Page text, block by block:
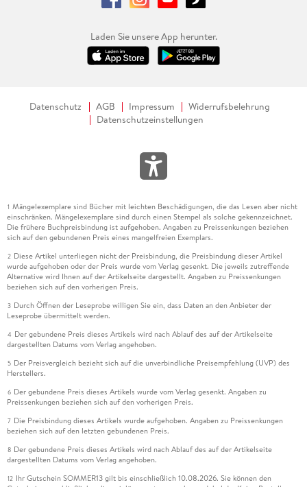
Laden Sie unsere App herunter.
Datenschutz AGB Impressum
Widerrufsbelehrung
Datenschutzeinstellungen
1 Mängelexemplare sind Bücher mit leichten Beschädigungen, die das Lesen aber nicht
einschränken. Mängelexemplare sind durch einen Stempel als solche gekennzeichnet.
Die frühere Buchpreisbindung ist aufgehoben. Angaben zu Preissenkungen beziehen
sich auf den gebundenen Preis eines mangelfreien Exemplars.
2 Diese Artikel unterliegen nicht der Preisbindung, die Preisbindung dieser Artikel
wurde aufgehoben oder der Preis wurde vom Verlag gesenkt. Die jeweils zutreffende
Alternative wird Ihnen auf der Artikelseite dargestellt. Angaben zu Preissenkungen
beziehen sich auf den vorherigen Preis.
3 Durch Öffnen der Leseprobe willigen Sie ein, dass Daten an den Anbieter der
Leseprobe übermittelt werden.
4 Der gebundene Preis dieses Artikels wird nach Ablauf des auf der Artikelseite
dargestellten Datums vom Verlag angehoben.
5 Der Preisvergleich bezieht sich auf die unverbindliche Preisempfehlung (UVP) des
Herstellers.
6 Der gebundene Preis dieses Artikels wurde vom Verlag gesenkt. Angaben zu
Preissenkungen beziehen sich auf den vorherigen Preis.
7 Die Preisbindung dieses Artikels wurde aufgehoben. Angaben zu Preissenkungen
beziehen sich auf den letzten gebundenen Preis.
8 Der gebundene Preis dieses Artikels wird nach Ablauf des auf der Artikelseite
dargestellten Datums vom Verlag angehoben.
12 Ihr Gutschein SOMMER13 gilt bis einschließlich 10.08.2026. Sie können den